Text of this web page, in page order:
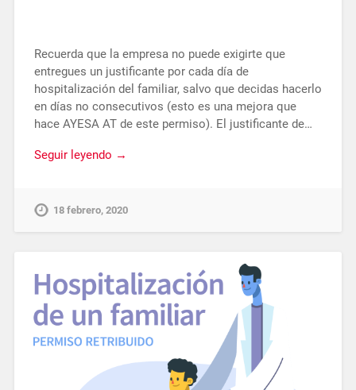
Recuerda que la empresa no puede exigirte que
entregues un justificante por cada día de
hospitalización del familiar, salvo que decidas hacerlo
en días no consecutivos (esto es una mejora que
hace AYESA AT de este permiso). El justificante de…
Seguir leyendo →
18 febrero, 2020